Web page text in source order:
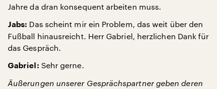
Jahre da dran konsequent arbeiten muss.
Jabs: Das scheint mir ein Problem, das weit über den
Fußball hinausreicht. Herr Gabriel, herzlichen Dank für
das Gespräch.
Gabriel: Sehr gerne.
Äußerungen unserer Gesprächspartner geben deren